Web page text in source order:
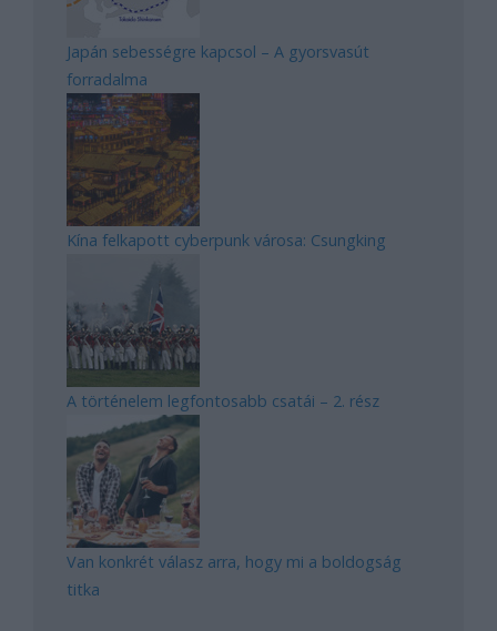
Japán sebességre kapcsol – A gyorsvasút
forradalma
Kína felkapott cyberpunk városa: Csungking
A történelem legfontosabb csatái – 2. rész
Van konkrét válasz arra, hogy mi a boldogság
titka